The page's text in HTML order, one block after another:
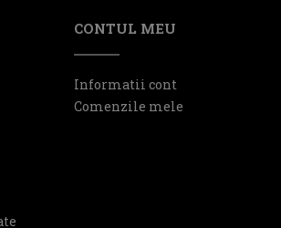
CONTUL MEU
Informatii cont
Comenzile mele